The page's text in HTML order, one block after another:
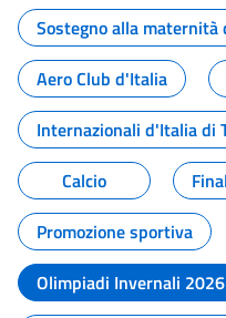
Sostegno alla maternità
Aero Club d'Italia
Internazionali d'Italia di
Calcio
Promozione sportiva
Olimpiadi Invernali